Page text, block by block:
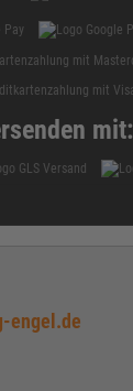
mit:
engel.de